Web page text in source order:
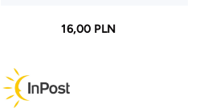
16,00 PLN